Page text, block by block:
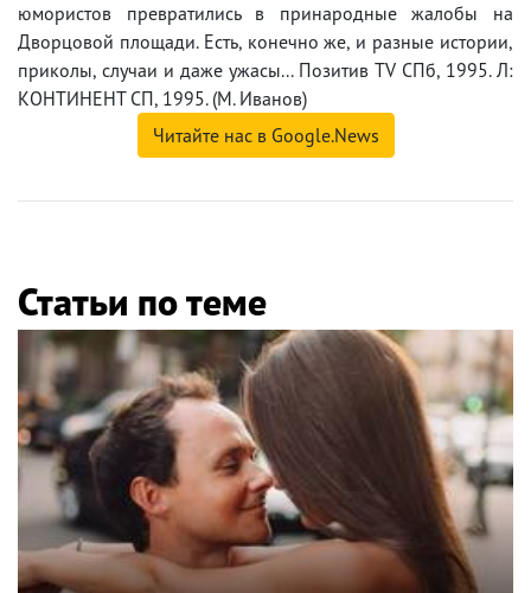
юмористов превратились в принародные жалобы на
Дворцовой площади. Есть, конечно же, и разные истории,
приколы, случаи и даже ужасы... Позитив TV СПб, 1995. Л:
КОНТИНЕНТ СП, 1995. (М. Иванов)
Читайте нас в Google.News
Статьи по теме